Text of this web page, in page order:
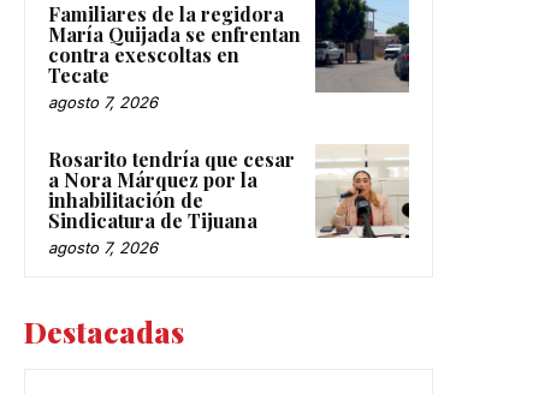
Familiares de la regidora
María Quijada se enfrentan
contra exescoltas en
Tecate
agosto 7, 2026
Rosarito tendría que cesar
a Nora Márquez por la
inhabilitación de
Sindicatura de Tijuana
agosto 7, 2026
Destacadas